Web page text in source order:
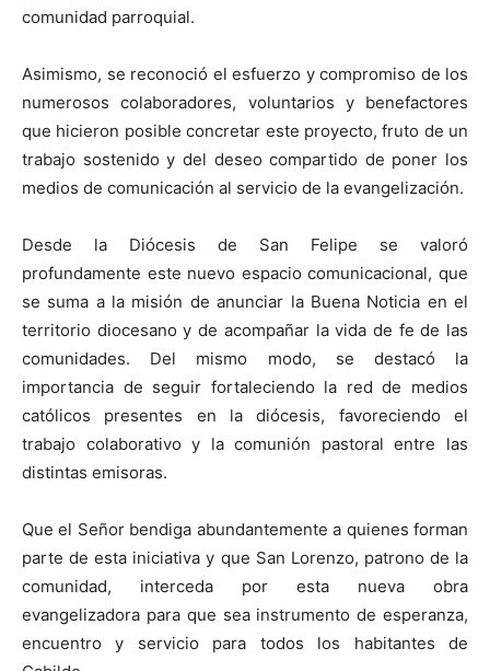
comunidad parroquial.
Asimismo, se reconoció el esfuerzo y compromiso de los
numerosos colaboradores, voluntarios y benefactores
que hicieron posible concretar este proyecto, fruto de un
trabajo sostenido y del deseo compartido de poner los
medios de comunicación al servicio de la evangelización.
Desde la Diócesis de San Felipe se valoró
profundamente este nuevo espacio comunicacional, que
se suma a la misión de anunciar la Buena Noticia en el
territorio diocesano y de acompañar la vida de fe de las
comunidades. Del mismo modo, se destacó la
importancia de seguir fortaleciendo la red de medios
católicos presentes en la diócesis, favoreciendo el
trabajo colaborativo y la comunión pastoral entre las
distintas emisoras.
Que el Señor bendiga abundantemente a quienes forman
parte de esta iniciativa y que San Lorenzo, patrono de la
comunidad, interceda por esta nueva obra
evangelizadora para que sea instrumento de esperanza,
encuentro y servicio para todos los habitantes de